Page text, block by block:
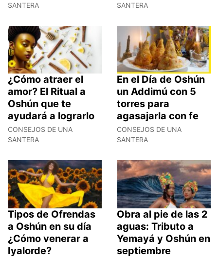
SANTERA
SANTERA
¿Cómo atraer el
amor? El Ritual a
Oshún que te
ayudará a lograrlo
CONSEJOS DE UNA
SANTERA
En el Día de Oshún
un Addimú con 5
torres para
agasajarla con fe
CONSEJOS DE UNA
SANTERA
Tipos de Ofrendas
a Oshún en su día
¿Cómo venerar a
Iyalorde?
Obra al pie de las 2
aguas: Tributo a
Yemayá y Oshún en
septiembre